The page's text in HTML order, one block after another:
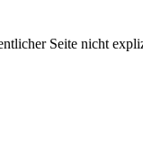
Seite nicht